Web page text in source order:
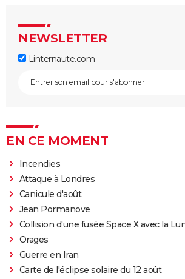
NEWSLETTER
Linternaute.com
EN CE MOMENT
Incendies
Attaque à Londres
Canicule d'août
Jean Pormanove
Collision d'une fusée Space X avec la
Orages
Guerre en Iran
Carte de l'éclipse solaire du 12 août